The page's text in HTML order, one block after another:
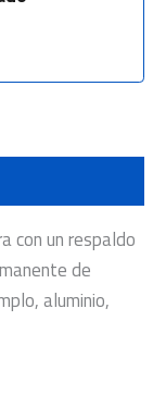
con un respaldo
de
aluminio,